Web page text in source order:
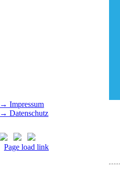
→ Impressum
→ Datenschutz
Page load link